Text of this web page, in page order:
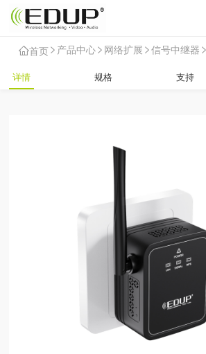
首页 产品中心 网络扩展 信号中继器
详情 规格 支持